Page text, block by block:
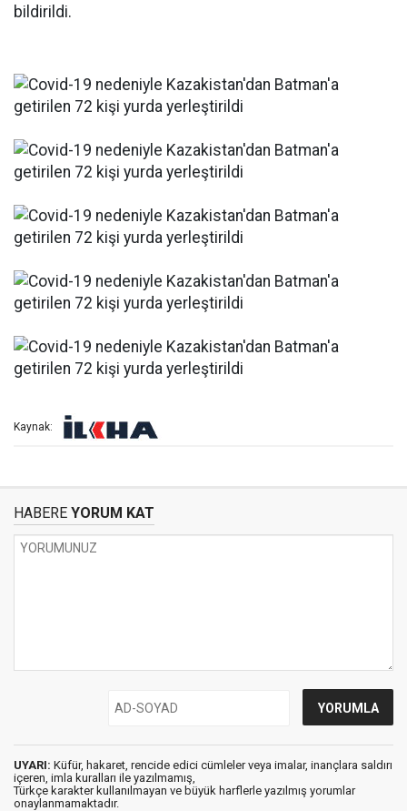
bildirildi.
Kaynak:
HABERE YORUM KAT
UYARI: Küfür, hakaret, rencide edici cümleler veya imalar, inançlara saldırı
içeren, imla kuralları ile yazılmamış,
Türkçe karakter kullanılmayan ve büyük harflerle yazılmış yorumlar
onaylanmamaktadır.